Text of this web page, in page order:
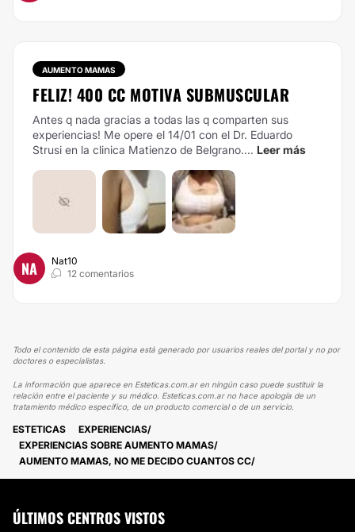
AUMENTO MAMAS
FELIZ! 400 CC MOTIVA SUBMUSCULAR
Antes q nada gracias a todas las q comparten sus
experiencias! Me opere el 14/01 con el Dr. Eduardo
Strusi en la clinica Matienzo de Belgrano.... Leer más
NA
Nat10
12 comentarios
Todo el contenido de esta página está generado por usuarios reales del portal y no por
doctores o especialistas.
La información que aparece en Esteticas.com.ar en ningún caso puede sustituir la
relación entre el paciente y su médico. Esteticas.com.ar no hace apología de un
tratamiento médico específico, de un producto comercial o de un servicio.
ESTETICAS
EXPERIENCIAS
EXPERIENCIAS SOBRE AUMENTO MAMAS
AUMENTO MAMAS, NO ME DECIDO CUANTOS CC
ÚLTIMOS CENTROS VISTOS